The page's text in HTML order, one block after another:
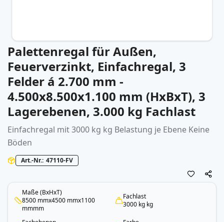
Zum
Anfang
der
Bildergalerie
springen
Palettenregal für Außen,
Feuerverzinkt, Einfachregal, 3
Felder á 2.700 mm -
4.500x8.500x1.100 mm (HxBxT), 3
Lagerebenen, 3.000 kg Fachlast
Einfachregal mit 3000 kg kg Belastung je Ebene Keine
Böden
Art.-Nr. 47110-FV
Maße (BxHxT)
8500 mmx4500 mmx1100
mmmm
Fachlast
3000 kg kg